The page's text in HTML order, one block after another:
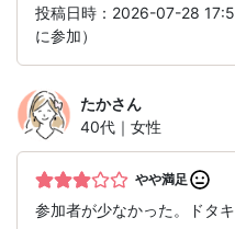
投稿日時：2026-07-28
に参加）
たかさん
40代｜女性
やや満足
参加者が少なかった。ドタ